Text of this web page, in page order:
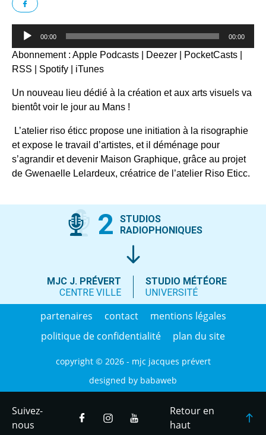
Lecteur
00:00 00:00
Abonnement : Apple Podcasts Deezer PocketCasts
RSS
Spotify iTunes
Un nouveau lieu dédié à la création et aux arts visuels va
bientôt voir le jour au Mans !
L’atelier riso éticc propose une initiation à la risographie
et expose le travail d’artistes, et il déménage pour
s’agrandir et devenir Maison Graphique, grâce au projet
de Gwenaelle Lelardeux, créatrice de l’atelier Riso Eticc.
2
STUDIOS
RADIOPHONIQUES
MJC J. PRÉVERT
CENTRE VILLE
STUDIO MÉTÉORE
UNIVERSITÉ
partenaires contact
mentions légales
politique de confidentialité
plan du site
copyright © 2026 - mjc jacques prévert
designed by babaweb
Suivez-
nous
Retour en
haut